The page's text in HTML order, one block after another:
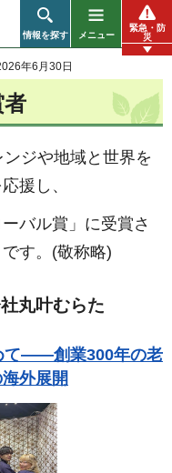
情報を探す メニュー
緊急・防
災
年6月30日
ジや地域と世界を
援し、
バル賞」に受賞さ
す。(敬称略)
丸叶むらた
て——創業300年の老
外展開